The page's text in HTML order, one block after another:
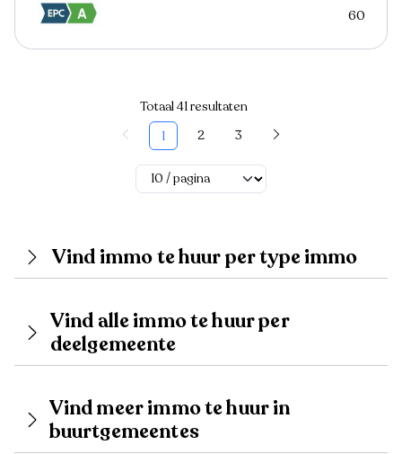
60
Totaal 41 resultaten
1
2 3
Vind immo te huur per type immo
Vind alle immo te huur per
deelgemeente
Vind meer immo te huur in
buurtgemeentes